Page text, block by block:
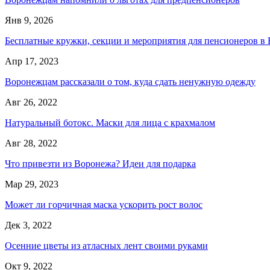
Янв 9, 2026
Бесплатные кружки, секции и мероприятия для пенсионеров в
Апр 17, 2023
Воронежцам рассказали о том, куда сдать ненужную одежду
Авг 26, 2022
Натуральный ботокс. Маски для лица с крахмалом
Авг 28, 2022
Что привезти из Воронежа? Идеи для подарка
Мар 29, 2023
Может ли горчичная маска ускорить рост волос
Дек 3, 2022
Осенние цветы из атласных лент своими руками
Окт 9, 2022